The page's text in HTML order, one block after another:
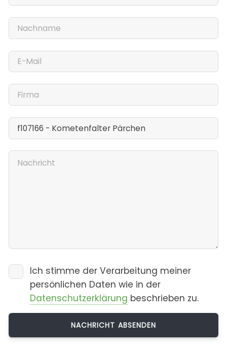
Ich stimme der Verarbeitung meiner
persönlichen Daten wie in der
Datenschutzerklärung beschrieben zu.